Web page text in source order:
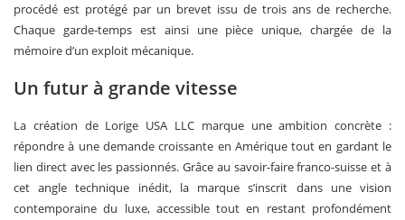
procédé est protégé par un brevet issu de trois ans de recherche.
Chaque garde‑temps est ainsi une pièce unique, chargée de la
mémoire d’un exploit mécanique.
Un futur à grande vitesse
La création de Lorige USA LLC marque une ambition concrète :
répondre à une demande croissante en Amérique tout en gardant le
lien direct avec les passionnés. Grâce au savoir-faire franco-suisse et à
cet angle technique inédit, la marque s’inscrit dans une vision
contemporaine du luxe, accessible tout en restant profondément